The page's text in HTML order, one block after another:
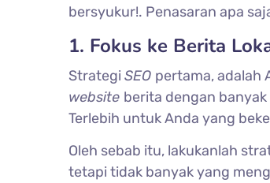
bersyukur!. Penasaran apa
1. Fokus ke Berita
Strategi SEO pertama, adalah
website berita dengan
Terlebih untuk Anda yang
Oleh sebab itu, lakukanlah
tetapi tidak banyak yang